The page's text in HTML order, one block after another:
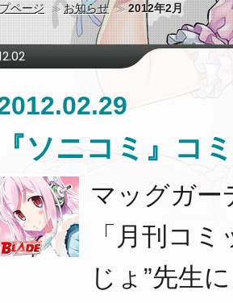
ページ
お知らせ 2012年2月
『ソニコミ』コ
マッグガー
「月刊コ
じょ”先生